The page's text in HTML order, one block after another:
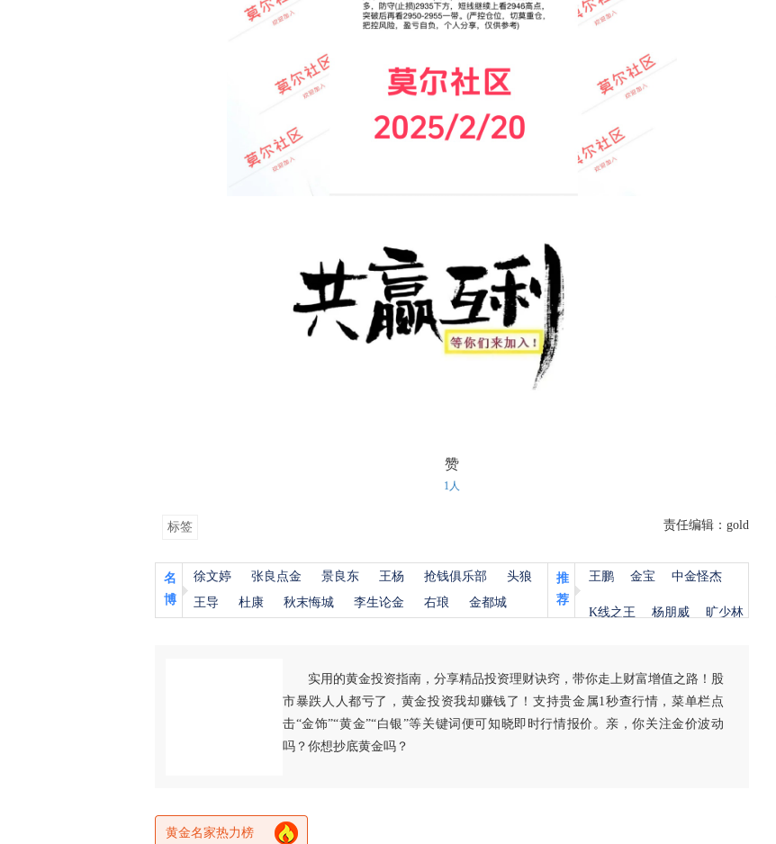
赞
1人
标签 责任编辑：gold
名
博
徐文婷 张良点金 景良东 王杨 抢钱俱乐部
头狼
王导
杜康 秋末悔城 李生论金 右琅 金都城
推
荐
王鹏 金宝 中金怪杰
K线之王 杨朋威 旷少林
实用的黄金投资指南，分享精品投资理财诀窍，带你走上财富增值之路！股
市暴跌人人都亏了，黄金投资我却赚钱了！支持贵金属1秒查行情，菜单栏点
击“金饰”“黄金”“白银”等关键词便可知晓即时行情报价。亲，你关注金价波动
吗？你想抄底黄金吗？
黄金名家热力榜